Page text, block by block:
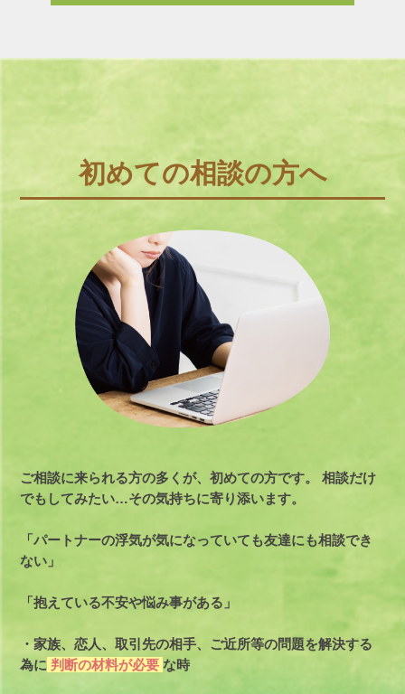
初めての相談の方へ
ご相談に来られる方の多くが、初めての方です。
相談だけ
でもしてみたい…その気持ちに寄り添います。
「パートナーの浮気が気になっていても友達にも相談でき
ない」
「抱えている不安や悩み事がある」
・家族、恋人、取引先の相手、ご近所等の問題を解決する
為に 判断の材料が必要な時